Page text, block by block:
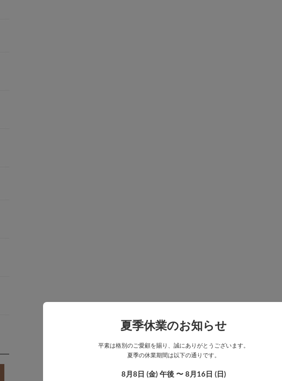
夏季休業のお知らせ
平素は格別のご愛顧を賜り、誠にありがとうございます。
夏季の休業期間は以下の通りです。
8月8日 (金) 午後 〜 8月16日 (日)